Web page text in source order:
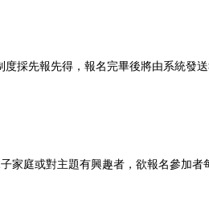
採先報先得，報名完畢後將由系統發送
家庭或對主題有興趣者，欲報名參加者